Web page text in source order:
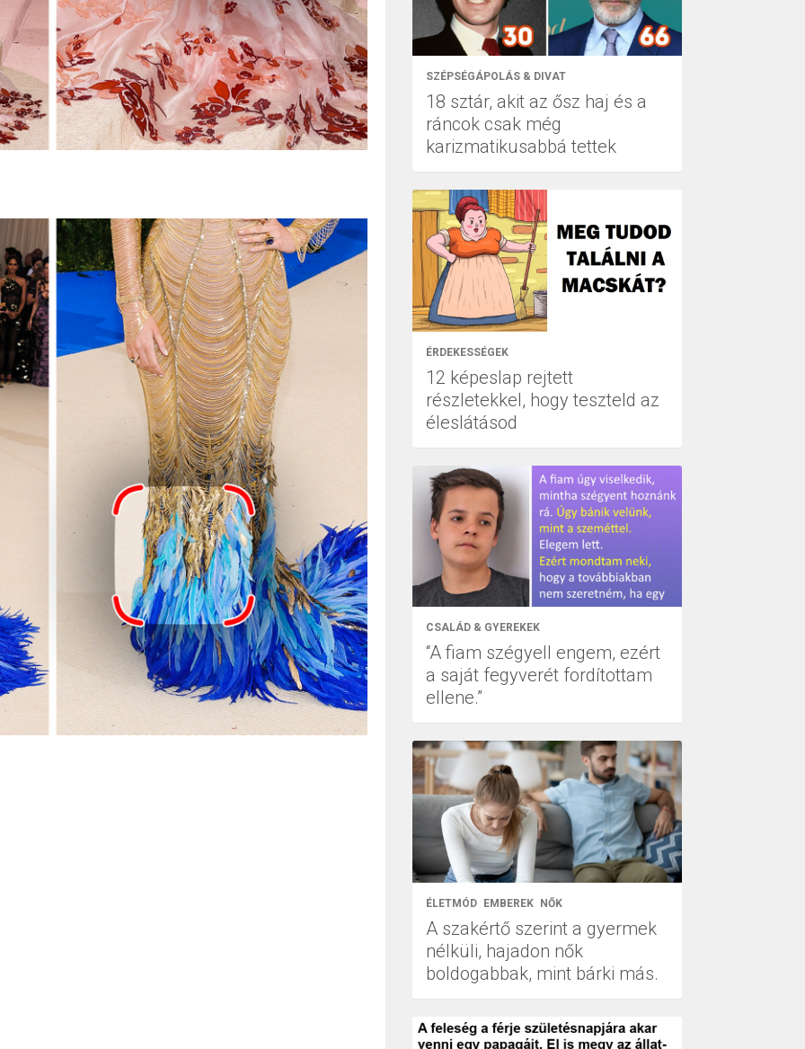
SZÉPSÉGÁPOLÁS & DIVAT
18 sztár, akit az ősz haj és a
ráncok csak még
karizmatikusabbá tettek
ÉRDEKESSÉGEK
12 képeslap rejtett
részletekkel, hogy teszteld az
éleslátásod
CSALÁD & GYEREKEK
“A fiam szégyell engem, ezért
a saját fegyverét fordítottam
ellene.”
ÉLETMÓD EMBEREK NŐK
A szakértő szerint a gyermek
nélküli, hajadon nők
boldogabbak, mint bárki más.